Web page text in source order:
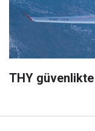
THY güvenlikte